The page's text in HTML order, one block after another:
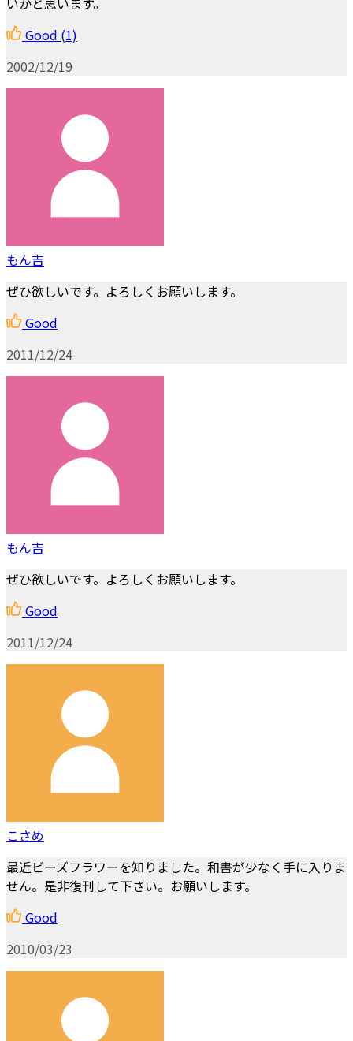
Good (1)
2002/12/19
もん吉
ぜひ欲しいです。よろしくお願いします。
Good
2011/12/24
もん吉
ぜひ欲しいです。よろしくお願いします。
Good
2011/12/24
こさめ
最近ビーズフラワーを知りました。和書が少なく手に入りま
せん。是非復刊して下さい。お願いします。
Good
2010/03/23